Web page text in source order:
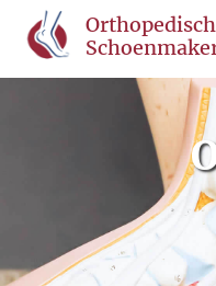
Orthopedisch